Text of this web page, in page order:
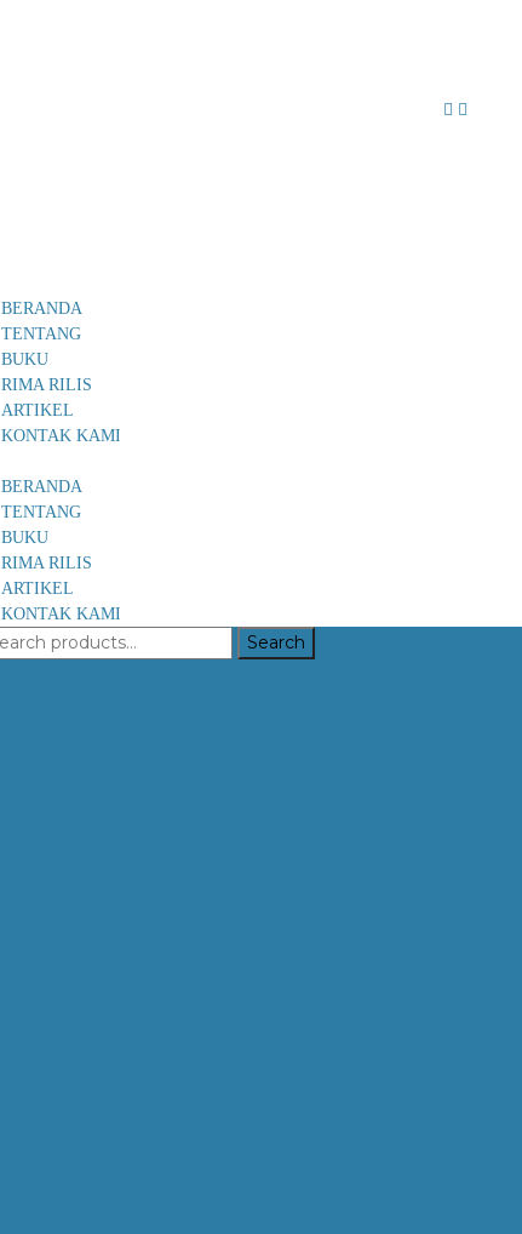
BERANDA
TENTANG
BUKU
RIMA RILIS
ARTIKEL
KONTAK KAMI
BERANDA
TENTANG
BUKU
RIMA RILIS
ARTIKEL
KONTAK KAMI
Search